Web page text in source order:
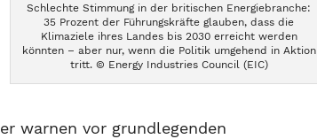
Schlechte Stimmung in der britischen Energiebranche:
35 Prozent der Führungskräfte glauben, dass die
Klimaziele ihres Landes bis 2030 erreicht werden
könnten – aber nur, wenn die Politik umgehend in Aktion
tritt. © Energy Industries Council (EIC)
warnen vor grundlegenden